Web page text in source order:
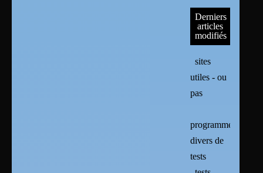
Derniers
articles
modifiés
sites
utiles - ou
pas
programmes
divers de
tests